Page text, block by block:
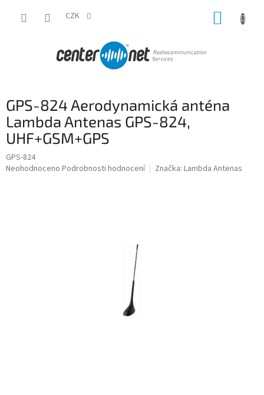
CZK
GPS-824 Aerodynamická anténa
Lambda Antenas GPS-824,
UHF+GSM+GPS
GPS-824
Průměrné
Neohodnoceno Podrobnosti hodnocení Značka: Lambda Antenas